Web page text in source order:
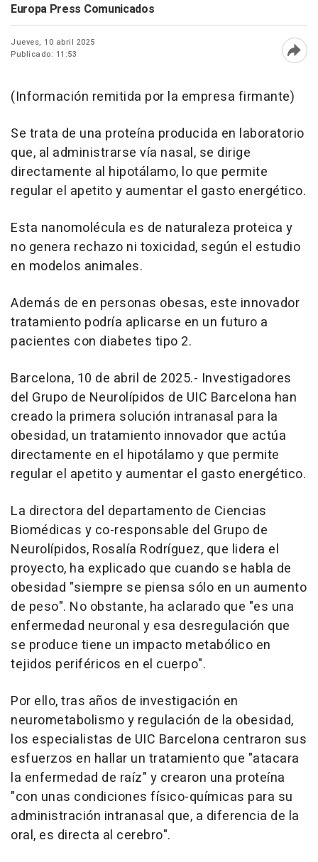
Europa Press Comunicados
Jueves, 10 abril 2025
Publicado: 11:53
(Información remitida por la empresa firmante)
Se trata de una proteína producida en laboratorio
que, al administrarse vía nasal, se dirige
directamente al hipotálamo, lo que permite
regular el apetito y aumentar el gasto energético.
Esta nanomolécula es de naturaleza proteica y
no genera rechazo ni toxicidad, según el estudio
en modelos animales.
Además de en personas obesas, este innovador
tratamiento podría aplicarse en un futuro a
pacientes con diabetes tipo 2.
Barcelona, 10 de abril de 2025.- Investigadores
del Grupo de Neurolípidos de UIC Barcelona han
creado la primera solución intranasal para la
obesidad, un tratamiento innovador que actúa
directamente en el hipotálamo y que permite
regular el apetito y aumentar el gasto energético.
La directora del departamento de Ciencias
Biomédicas y co-responsable del Grupo de
Neurolípidos, Rosalía Rodríguez, que lidera el
proyecto, ha explicado que cuando se habla de
obesidad "siempre se piensa sólo en un aumento
de peso". No obstante, ha aclarado que "es una
enfermedad neuronal y esa desregulación que
se produce tiene un impacto metabólico en
tejidos periféricos en el cuerpo".
Por ello, tras años de investigación en
neurometabolismo y regulación de la obesidad,
los especialistas de UIC Barcelona centraron sus
esfuerzos en hallar un tratamiento que "atacara
la enfermedad de raíz" y crearon una proteína
"con unas condiciones físico-químicas para su
administración intranasal que, a diferencia de la
oral, es directa al cerebro".